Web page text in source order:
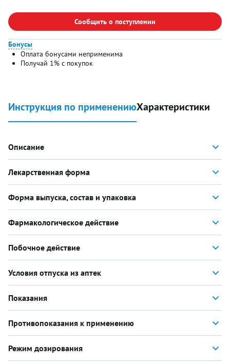
Сообщить о поступлении
Бонусы
Оплата бонусами неприменима
Получай 1% с покупок
Инструкция по применениюХарактеристики
Описание
Лекарственная форма
Форма выпуска, состав и упаковка
Фармакологическое действие
Побочное действие
Условия отпуска из аптек
Показания
Противопоказания к применению
Режим дозирования